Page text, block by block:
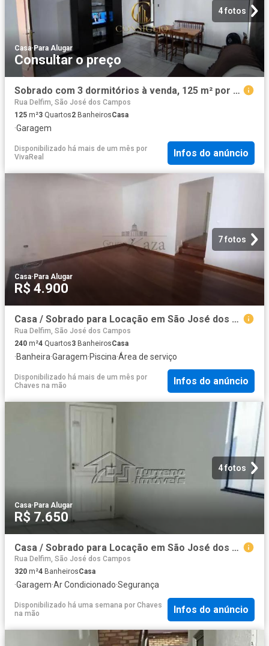
4 fotos
Casa·Para Alugar
Consultar o preço
Sobrado com 3 dormitórios à venda, 125 m² por R$ 695.000,00 Jardim das Indústrias São José dos C
Rua Delfim, São José dos Campos
125 m²3 Quartos2 BanheirosCasa
·Garagem
Disponibilizado há mais de um mês por
VivaReal
Infos do anúncio
7 fotos
Casa· Para Alugar
R$ 4.900
Casa / Sobrado para Locação em São José dos Campos/SP Jardim das Indústrias 4 Quartos
Rua Delfim, São José dos Campos
240 m²4 Quartos3 BanheirosCasa
·Banheira·Garagem·Piscina·Área de serviço
Disponibilizado há mais de um mês por
Chaves na mão
Infos do anúncio
4 fotos
Casa·Para Alugar
R$ 7.650
Casa / Sobrado para Locação em São José dos Campos/SP Jardim das Indústrias
Rua Delfim, São José dos Campos
320 m²4 BanheirosCasa
·Garagem·Ar Condicionado·Segurança
Disponibilizado há uma semana por Chaves
na mão
Infos do anúncio